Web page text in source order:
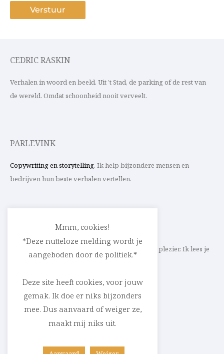
CEDRIC RASKIN
Verhalen in woord en beeld. Uit ’t Stad, de parking of de rest van
de wereld. Omdat schoonheid nooit verveelt.
PARLEVINK
Copywriting en storytelling. Ik help bijzondere mensen en
bedrijven hun beste verhalen vertellen.
Schrijf ik straks mee aan jouw verhaal? Met veel plezier. Ik lees je
heel graag op
cedric@parlevink.be
SOCIAL
Facebook
Instagram
Linkedin
Mmm, cookies!
*Deze nutteloze melding wordt je
aangeboden door de politiek.*
Deze site heeft cookies, voor jouw
gemak. Ik doe er niks bijzonders
mee. Dus aanvaard of weiger ze,
maakt mij niks uit.